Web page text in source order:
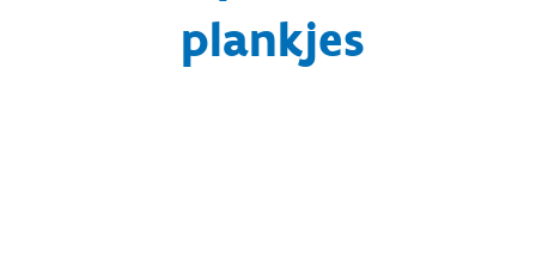
plankjes